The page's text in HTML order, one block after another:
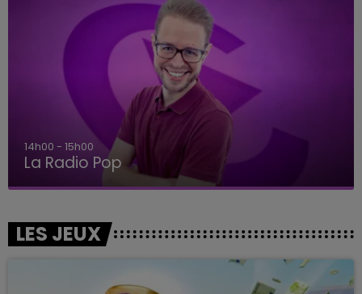
14h00 - 15h00
La Radio Pop
LES JEUX